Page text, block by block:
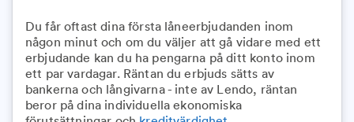
Du får oftast dina första låneerbjudanden inom
någon minut och om du väljer att gå vidare med ett
erbjudande kan du ha pengarna på ditt konto inom
ett par vardagar. Räntan du erbjuds sätts av
bankerna och långivarna - inte av Lendo, räntan
beror på dina individuella ekonomiska